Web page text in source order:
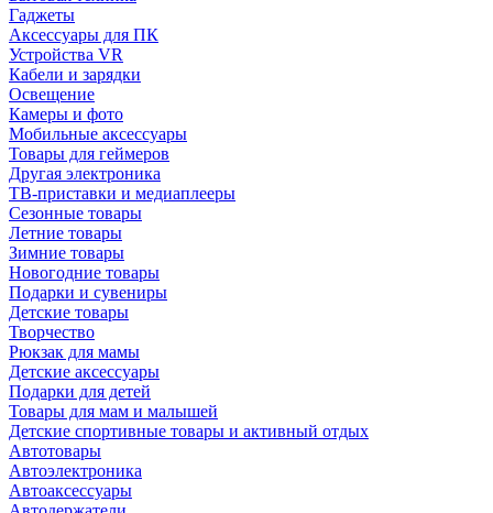
Гаджеты
Аксессуары для ПК
Устройства VR
Кабели и зарядки
Освещение
Камеры и фото
Мобильные аксессуары
Товары для геймеров
Другая электроника
ТВ-приставки и медиаплееры
Сезонные товары
Летние товары
Зимние товары
Новогодние товары
Подарки и сувениры
Детские товары
Творчество
Рюкзак для мамы
Детские аксессуары
Подарки для детей
Товары для мам и малышей
Детские спортивные товары и активный отдых
Автотовары
Автоэлектроника
Автоаксессуары